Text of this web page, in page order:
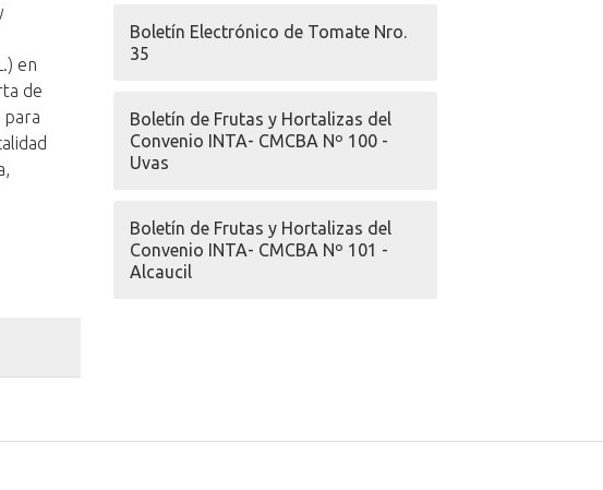
en
de
para
Boletín Electrónico de Tomate Nro.
35
Boletín de Frutas y Hortalizas del
Convenio INTA- CMCBA Nº 100 -
Uvas
Boletín de Frutas y Hortalizas del
Convenio INTA- CMCBA Nº 101 -
Alcaucil